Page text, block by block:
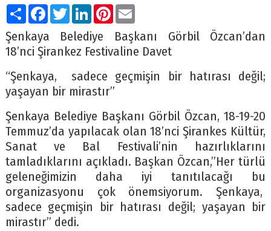
PaylaşFacebook
TwitterLinkedIn
Pinterest
Email
Şenkaya Belediye Başkanı Görbil Özcan’dan
18’nci Şirankez Festivaline Davet
“Şenkaya, sadece geçmişin bir hatırası değil;
yaşayan bir mirastır”
Şenkaya Belediye Başkanı Görbil Özcan, 18-19-20
Temmuz’da yapılacak olan 18’nci Şirankes Kültür,
Sanat ve Bal Festivali’nin hazırlıklarını
tamladıklarını açıkladı. Başkan Özcan,”Her türlü
geleneğimizin daha iyi tanıtılacağı bu
organizasyonu çok önemsiyorum. Şenkaya,
sadece geçmişin bir hatırası değil; yaşayan bir
mirastır” dedi.